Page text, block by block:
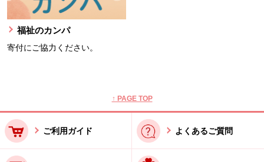
福祉のカンパ
寄付にご協力ください。
↑ PAGE TOP
ご利用ガイド よくあるご質問